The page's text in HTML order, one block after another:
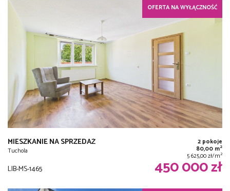
OFERTA NA WYŁĄCZNOŚĆ
MIESZKANIE NA SPRZEDAŻ
Tuchola
2 pokoje
80,00 m2
5 625,00 zł/m2
LIB-MS-1465 450 000 zł